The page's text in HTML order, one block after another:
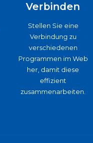
Verbinden
Stellen Sie eine
Verbindung zu
verschiedenen
Programmen im Web
her, damit diese
effizient
zusammenarbeiten.